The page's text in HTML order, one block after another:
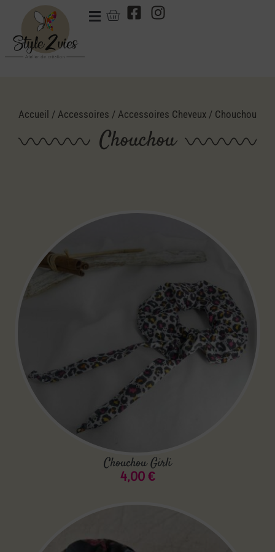
Accueil / Accessoires / Accessoires Cheveux / Chouchou
Chouchou
Chouchou Girli
4,00 €